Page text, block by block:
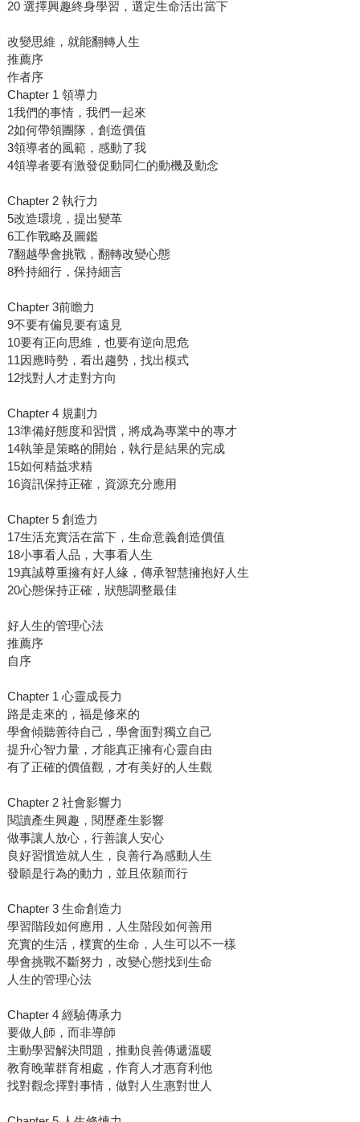
20 選擇興趣終身學習，選定生命活出當下
改變思維，就能翻轉人生
推薦序
作者序
Chapter 1 領導力
1我們的事情，我們一起來
2如何帶領團隊，創造價值
3領導者的風範，感動了我
4領導者要有激發促動同仁的動機及動念
Chapter 2 執行力
5改造環境，提出變革
6工作戰略及圖鑑
7翻越學會挑戰，翻轉改變心態
8矜持細行，保持細言
Chapter 3前瞻力
9不要有偏見要有遠見
10要有正向思維，也要有逆向思危
11因應時勢，看出趨勢，找出模式
12找對人才走對方向
Chapter 4 規劃力
13準備好態度和習慣，將成為專業中的專才
14執筆是策略的開始，執行是結果的完成
15如何精益求精
16資訊保持正確，資源充分應用
Chapter 5 創造力
17生活充實活在當下，生命意義創造價值
18小事看人品，大事看人生
19真誠尊重擁有好人緣，傳承智慧擁抱好人生
20心態保持正確，狀態調整最佳
好人生的管理心法
推薦序
自序
Chapter 1 心靈成長力
路是走來的，福是修來的
學會傾聽善待自己，學會面對獨立自己
提升心智力量，才能真正擁有心靈自由
有了正確的價值觀，才有美好的人生觀
Chapter 2 社會影響力
閱讀產生興趣，閱歷產生影響
做事讓人放心，行善讓人安心
良好習慣造就人生，良善行為感動人生
發願是行為的動力，並且依願而行
Chapter 3 生命創造力
學習階段如何應用，人生階段如何善用
充實的生活，樸實的生命，人生可以不一樣
學會挑戰不斷努力，改變心態找到生命
人生的管理心法
Chapter 4 經驗傳承力
要做人師，而非導師
主動學習解決問題，推動良善傳遞溫暖
教育晚輩群育相處，作育人才惠育利他
找對觀念擇對事情，做對人生惠對世人